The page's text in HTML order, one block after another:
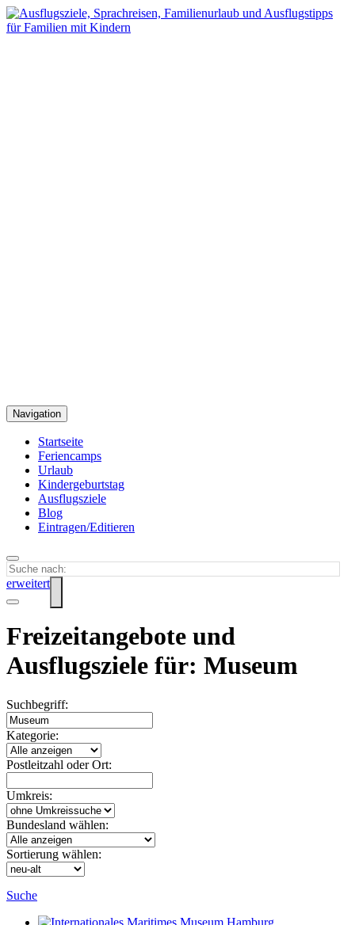
Navigation
Startseite
Feriencamps
Urlaub
Kindergeburtstag
Ausflugsziele
Blog
Eintragen/Editieren
erweitert
Freizeitangebote und
Ausflugsziele für: Museum
Suchbegriff:
Kategorie:
Postleitzahl oder Ort:
Umkreis:
Bundesland wählen:
Sortierung wählen:
Suche